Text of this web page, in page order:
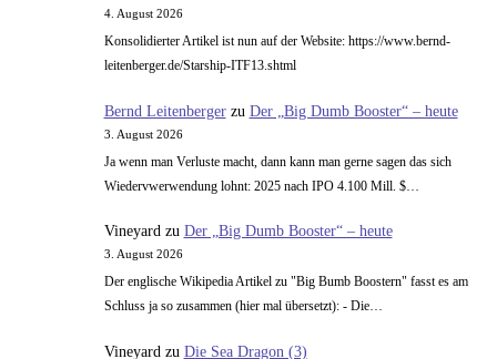
4. August 2026
Konsolidierter Artikel ist nun auf der Website: https://www.bernd-
leitenberger.de/Starship-ITF13.shtml
Bernd Leitenbergerzu Der „Big Dumb Booster“ – heute
3. August 2026
Ja wenn man Verluste macht, dann kann man gerne sagen das sich
Wiedervwerwendung lohnt: 2025 nach IPO 4.100 Mill. $…
Vineyardzu Der „Big Dumb Booster“ – heute
3. August 2026
Der englische Wikipedia Artikel zu "Big Bumb Boostern" fasst es am
Schluss ja so zusammen (hier mal übersetzt): - Die…
Vineyard zu Die Sea Dragon (3)